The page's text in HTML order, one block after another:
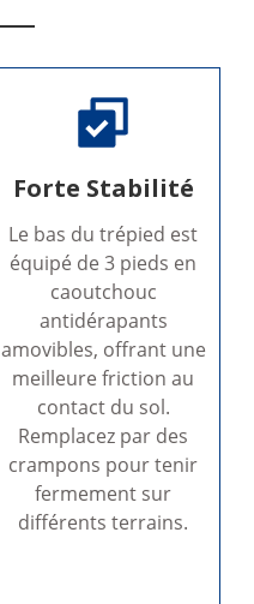
Forte Stabilité
Le bas du trépied est
équipé de 3 pieds en
caoutchouc
antidérapants
amovibles, offrant une
meilleure friction au
contact du sol.
Remplacez par des
crampons pour tenir
fermement sur
différents terrains.